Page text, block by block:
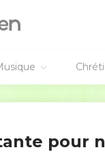
parlent, les
: « Gloire au
trois jours
eux sans manger.
trouver des
pour